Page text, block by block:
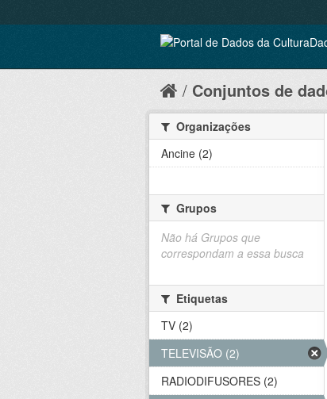
Conjuntos de
Organizações
Ancine (2)
Grupos
Não há Grupos que
correspondam a essa busca
Etiquetas
TV (2)
TELEVISÃO (2)
RADIODIFUSORES (2)